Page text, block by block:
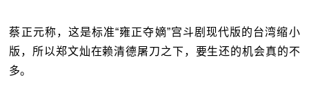
蔡正元称，这是标准“雍正夺嫡”宫斗剧现代版的台湾缩小
版，所以郑文灿在赖清德屠刀之下，要生还的机会真的不
多。